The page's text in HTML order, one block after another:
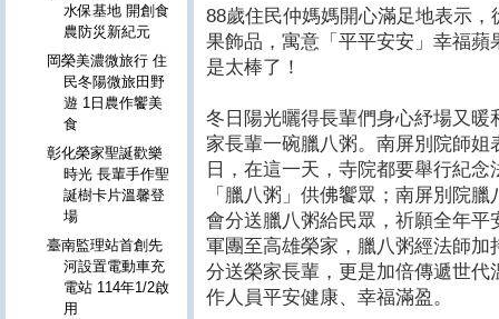
88歲住民仲媽媽開心滿足地表示
果飾品，寓意「平平安安」幸福
是太棒了！
冬日陽光曬得長輩們身心紓場又
家長輩一碗臘八粥。南屏別院師
日，在這一天，寺院都要舉行紀
「臘八粥」供佛饗眾；南屏別院
會分送臘八粥給民眾，祈願全年
軍團至高雄榮家，臘八粥經法師
分送榮家長輩，更是加倍傳遞世
作人員平安健康、幸福滿盈。
水保基地 開創食
農防災新紀元
岡榮美濃微旅行 住
民冬陽微旅田野
遊 1日農作饗美
食
彰化榮家聖誕歡樂
時光 長輩手作聖
誕樹卡片溫馨登
場
臺南監理站首創先
河設置電動車充
電站 114年1/2啟
用